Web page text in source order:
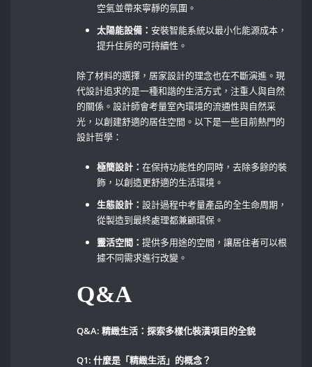
空氣並帶來寧靜的氛圍。
太陽能設備： 安裝智能系統以最小化能源成本，
提升住房的可持續性。
除了材料的選擇，居家設計的理念也在不斷演進。現
代設計追求的是一種和諧的生活方式，注重人與自然
的關係。設計師會考量室內環境的流通性與自然采
光，以創建舒適的居住空間。以下是一些目前熱門的
設計哲學：
極簡設計：在保持功能性的同時，去除多餘的裝
飾，以創造更舒適的生活環境。
生態設計：設計過程中考量產品的全生命周期，
從製造到最終處理都兼顧環保。
靈活空間：提供多用途的空間，讓居住者可以根
據不同需求進行改變。
Q&A
Q&A:​ 精緻生活：探索多樣化裝潢項目的全貌
Q1: 什麼是「精緻生活」的概念？